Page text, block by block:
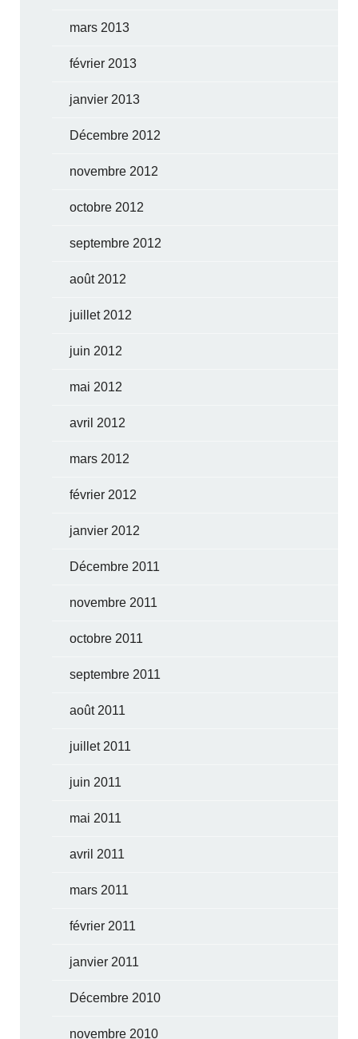
mars 2013
février 2013
janvier 2013
Décembre 2012
novembre 2012
octobre 2012
septembre 2012
août 2012
juillet 2012
juin 2012
mai 2012
avril 2012
mars 2012
février 2012
janvier 2012
Décembre 2011
novembre 2011
octobre 2011
septembre 2011
août 2011
juillet 2011
juin 2011
mai 2011
avril 2011
mars 2011
février 2011
janvier 2011
Décembre 2010
novembre 2010